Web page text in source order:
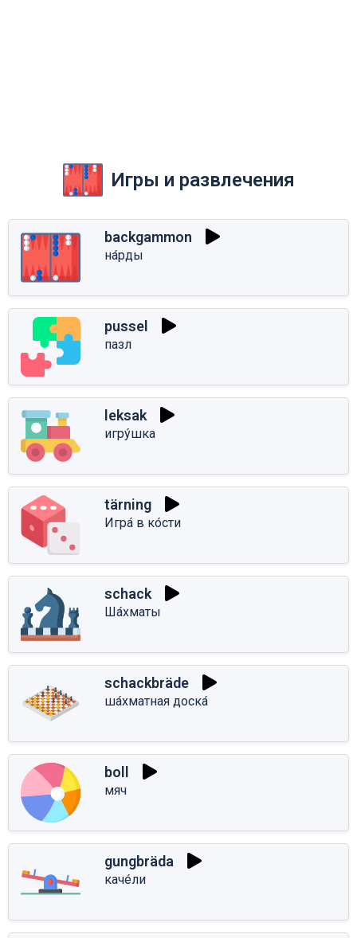
Игры и развлечения
backgammon
на́рды
pussel
пазл
leksak
игру́шка
tärning
Игра́ в ко́сти
schack
Ша́хматы
schackbräde
ша́хматная доска́
boll
мяч
gungbräda
каче́ли